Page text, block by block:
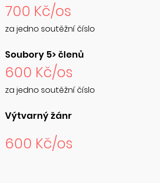
700 Kč/os
za jedno soutěžní číslo
Soubory 5> členů
600 Kč/os
za jedno soutěžní číslo
Výtvarný žánr
600 Kč/os